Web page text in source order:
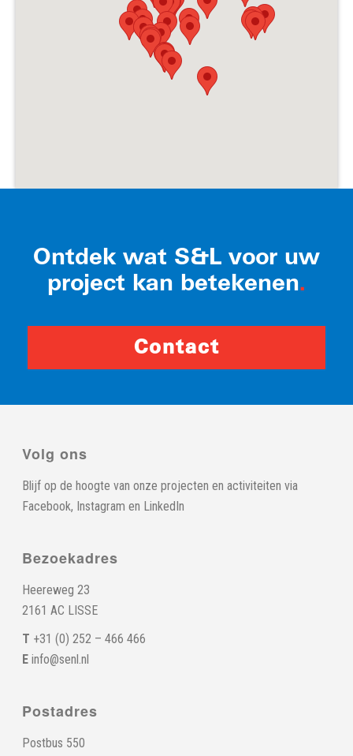
Ontdek wat S&L voor uw
project kan betekenen.
Contact
Volg ons
Blijf op de hoogte van onze projecten en activiteiten via
Facebook Instagram en LinkedIn
Bezoekadres
Heereweg 23
2161 AC LISSE
T +31 (0) 252 – 466 466
E info@senl.nl
Postadres
Postbus 550